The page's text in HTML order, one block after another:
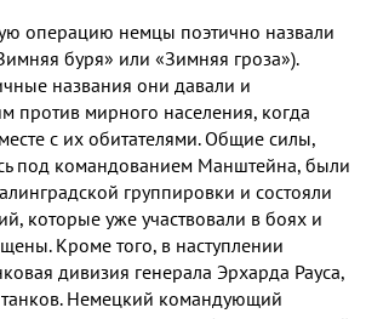
операцию немцы поэтично назвали
буря» или «Зимняя гроза»).
названия они давали и
против мирного населения, когда
с их обитателями.Общие силы,
под командованием Манштейна, были
группировки и состояли
, которые уже участвовали в боях и
. Кроме того, в наступлении
дивизия генерала Эрхарда Рауса,
танков. Немецкий командующий